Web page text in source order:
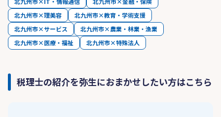
北九州市×理美容
北九州市×教育・学術支援
北九州市×サービス
北九州市×農業・林業・漁業
北九州市×医療・福祉
北九州市×特殊法人
税理士の紹介を弥生におまかせしたい方はこちら